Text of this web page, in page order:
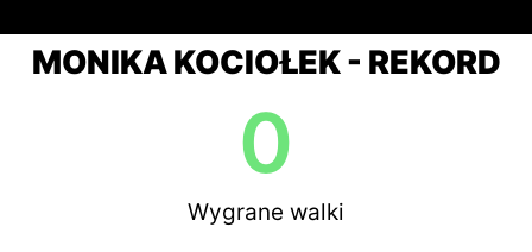
MONIKA KOCIOŁEK - REKORD
Wygrane walki
0